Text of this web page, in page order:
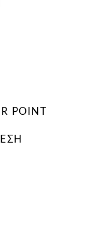
POINT